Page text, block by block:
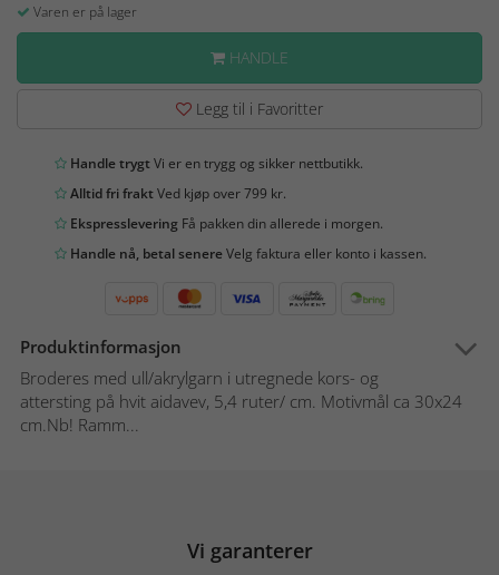
Varen er på lager
HANDLE
Legg til i Favoritter
Handle trygtVi er en trygg og sikker nettbutikk.
Alltid fri fraktVed kjøp over 799 kr.
Ekspresslevering Få pakken din allerede i morgen.
Handle nå, betal senereVelg faktura eller konto i kassen.
Produktinformasjon
Broderes med ull/akrylgarn i utregnede kors- og
attersting på hvit aidavev, 5,4 ruter/ cm. Motivmål ca 30x24
cm.Nb! Ramm...
Vi garanterer